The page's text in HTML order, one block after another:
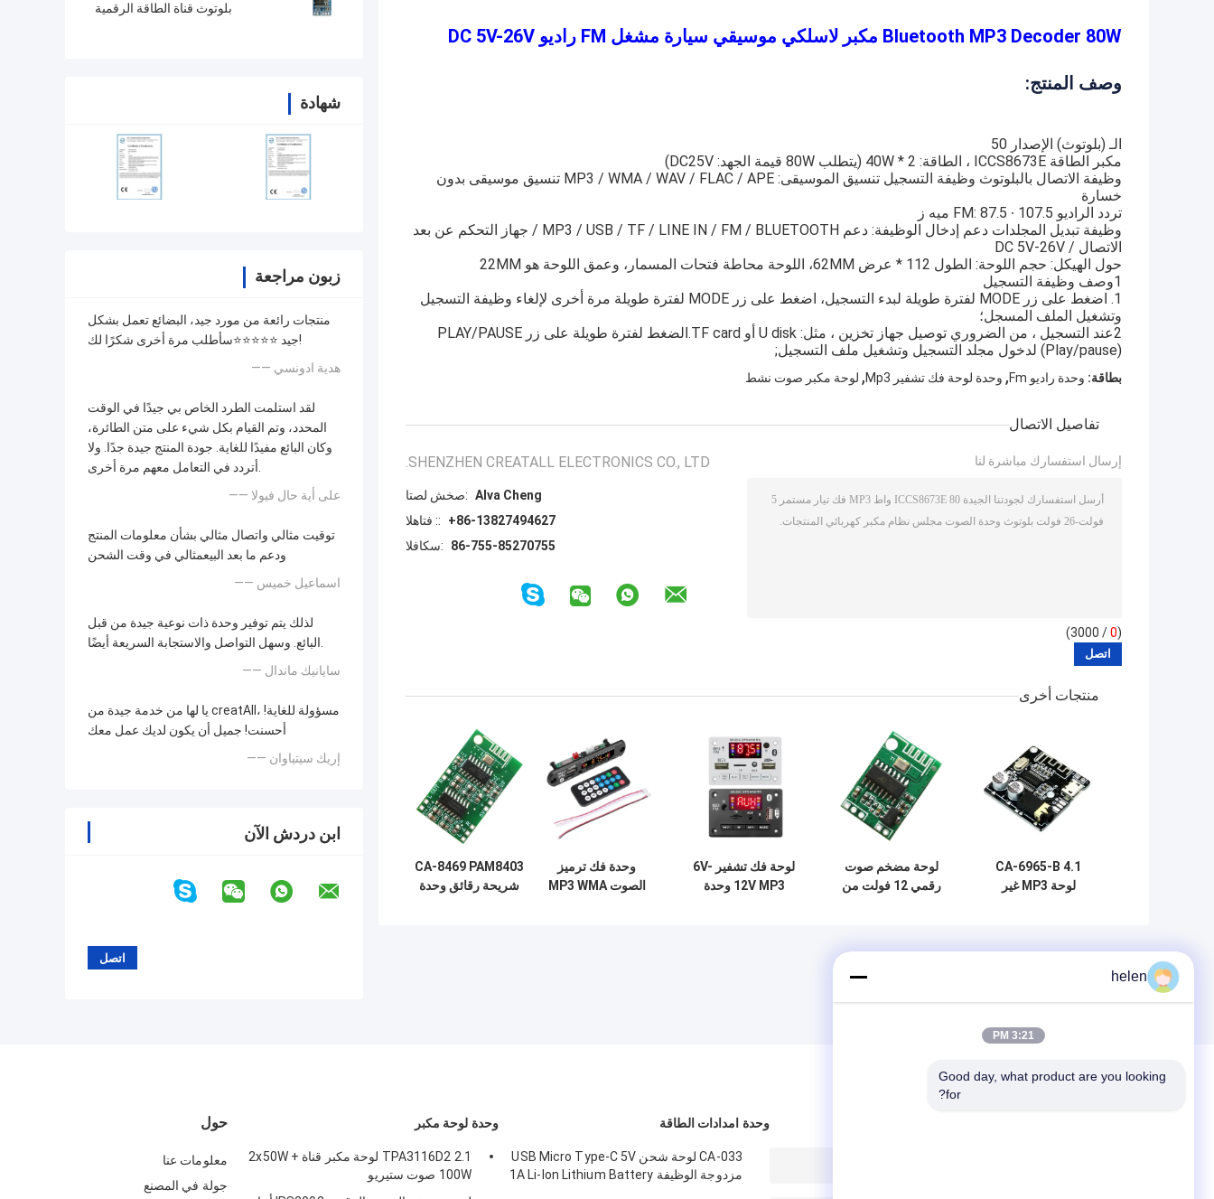
بلوتوث قناة الطاقة الرقمية
شهادة
زبون مراجعة
منتجات رائعة من مورد جيد، البضائع تعمل بشكل
جيد ⭐⭐⭐⭐⭐سأطلب مرة أخرى شكرًا لك!
—— هدية ادونسي
لقد استلمت الطرد الخاص بي جيدًا في الوقت
المحدد، وتم القيام بكل شيء على متن الطائرة،
وكان البائع مفيدًا للغاية. جودة المنتج جيدة جدًا. ولا
أتردد في التعامل معهم مرة أخرى.
—— على أية حال فيولا
توقيت مثالي واتصال مثالي بشأن معلومات المنتج
ودعم ما بعد البيعمثالي في وقت الشحن
—— اسماعيل خميس
لذلك يتم توفير وحدة ذات نوعية جيدة من قبل
البائع. وسهل التواصل والاستجابة السريعة أيضًا.
—— سايانيك ماندال
يا لها من خدمة جيدة من creatAll، مسؤولة للغاية!
أحسنت! جميل أن يكون لديك عمل معك
—— إريك سيتياوان
ابن دردش الآن
Bluetooth MP3 Decoder 80W مكبر لاسلكي موسيقي سيارة مشغل FM راديو DC 5V-26V
وصف المنتج:
الـ (بلوتوث) الإصدار 50
مكبر الطاقة ICCS8673E ، الطاقة: 2 * 40W (يتطلب 80W قيمة الجهد: DC25V)
وظيفة الاتصال بالبلوتوث وظيفة التسجيل تنسيق الموسيقى: MP3 / WMA / WAV / FLAC / APE تنسيق موسيقى بدون
خسارة
تردد الراديو FM: 87.5 ∙ 107.5 ميه ز
وظيفة تبديل المجلدات دعم إدخال الوظيفة: دعم MP3 / USB / TF / LINE IN / FM / BLUETOOTH / جهاز التحكم عن بعد
الاتصال / DC 5V-26V
حول الهيكل: حجم اللوحة: الطول 112 * عرض 62MM، اللوحة محاطة فتحات المسمار، وعمق اللوحة هو 22MM
1وصف وظيفة التسجيل
1. اضغط على زر MODE لفترة طويلة لبدء التسجيل، اضغط على زر MODE لفترة طويلة مرة أخرى لإلغاء وظيفة التسجيل
وتشغيل الملف المسجل؛
2عند التسجيل ، من الضروري توصيل جهاز تخزين ، مثل: U disk أو TF card.الضغط لفترة طويلة على زر PLAY/PAUSE
(Play/pause) لدخول مجلد التسجيل وتشغيل ملف التسجيل;
بطاقة: وحدة راديو Fm , وحدة لوحة فك تشفير Mp3 , لوحة مكبر صوت نشط
تفاصيل الاتصال
SHENZHEN CREATALL ELECTRONICS CO., LTD.
اتصل شخص: Alva Cheng
الهاتف ::
+86-13827494627
الفاكس:
86-755-85270755
إرسال استفسارك مباشرة لنا
(
0
/ 3000)
منتجات أخرى
CA-6965-B 4.1
لوحة MP3 غير
لوحة مضخم صوت
رقمي 12 فولت من
لوحة فك تشفير 6V-
12V MP3 وحدة
وحدة فك ترميز
الصوت MP3 WMA
CA-8469 PAM8403
شريحة رقائق وحدة
حول
معلومات عنا
جولة في المصنع
وحدة لوحة مكبر
TPA3116D2 2.1 لوحة مكبر قناة 2x50W +
100W صوت ستيريو
وحدة امدادات الطاقة
CA-033 لوحة شحن USB Micro Type-C 5V
مزدوجة الوظيفة 1A Li-Ion Lithium Battery
helen
3:21 PM
Good day, what product are you looking
for?